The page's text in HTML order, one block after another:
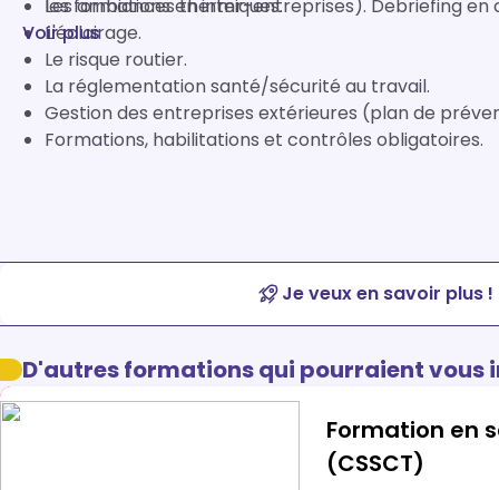
Les ambiances thermiques.
L'éclairage.
Le risque routier.
La réglementation santé/sécurité au travail.
Gestion des entreprises extérieures (plan de
Formations, habilitations et contrôles obligatoires.
les formations en inter-entreprises). Debriefing en
Voir plus
Je veux en savoir plus !
D'autres formations qui pourraient vous
Formation en
(CSSCT)